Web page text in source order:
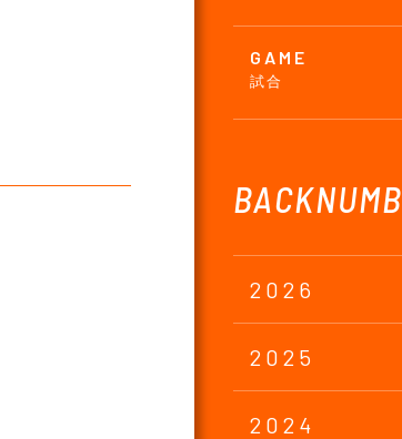
GAME
試合
2026
2025
2024